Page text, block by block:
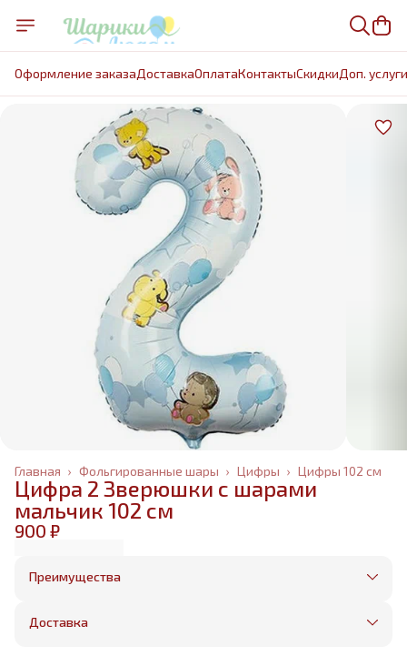
Оформление заказаДоставкаОплатаКонтактыCкидкиДоп. услуги
Цифры 102 см
Цифры ›
Фольгированные шары ›
Главная ›
Цифра 2 Зверюшки с шарами
мальчик 102 см
900 ₽
Преимущества
Оплата частями в Сплит
Бесплатная доставка в пределах КАД
Доставка